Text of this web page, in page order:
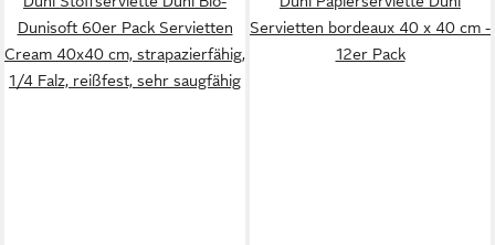
Dunisoft 60er Pack Servietten
Cream 40x40 cm, strapazierfähig,
1/4 Falz, reißfest, sehr saugfähig
Servietten bordeaux 40 x 40 cm -
12er Pack